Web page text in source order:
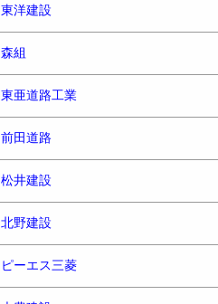
東洋建設
森組
東亜道路工業
前田道路
松井建設
北野建設
ピーエス三菱